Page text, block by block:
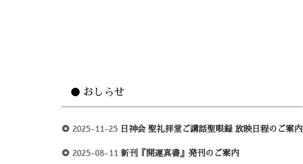
● おしらせ
◎ 2025-11-25 日神会 聖礼拝堂ご講話聖眼録 放映日程のご案内
◎ 2025-08-11 新刊『開運真書』発刊のご案内